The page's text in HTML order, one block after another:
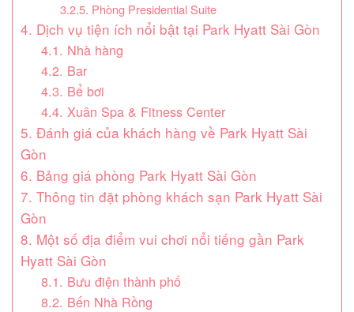
3.2.5. Phòng Presidential Suite
4. Dịch vụ tiện ích nổi bật tại Park Hyatt Sài Gòn
4.1. Nhà hàng
4.2. Bar
4.3. Bể bơi
4.4. Xuân Spa & Fitness Center
5. Đánh giá của khách hàng về Park Hyatt Sài
Gòn
6. Bảng giá phòng Park Hyatt Sài Gòn
7. Thông tin đặt phòng khách sạn Park Hyatt Sài
Gòn
8. Một số địa điểm vui chơi nổi tiếng gần Park
Hyatt Sài Gòn
8.1. Bưu điện thành phố
8.2. Bến Nhà Rồng